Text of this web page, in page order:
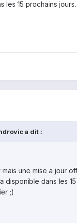
les 15 prochains
a dit :
une mise a jour
disponible dans les
;)